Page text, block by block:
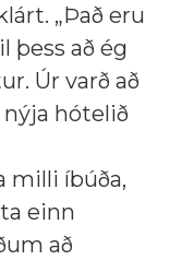
„Það eru
þess að ég
Úr varð að
hótelið
milli íbúða,
einn
að